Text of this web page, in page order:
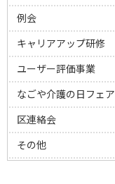
例会
キャリアアップ研修
ユーザー評価事業
なごや介護の日フェア
区連絡会
その他